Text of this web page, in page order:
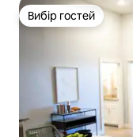
Вибір гостей
Вибір гостей